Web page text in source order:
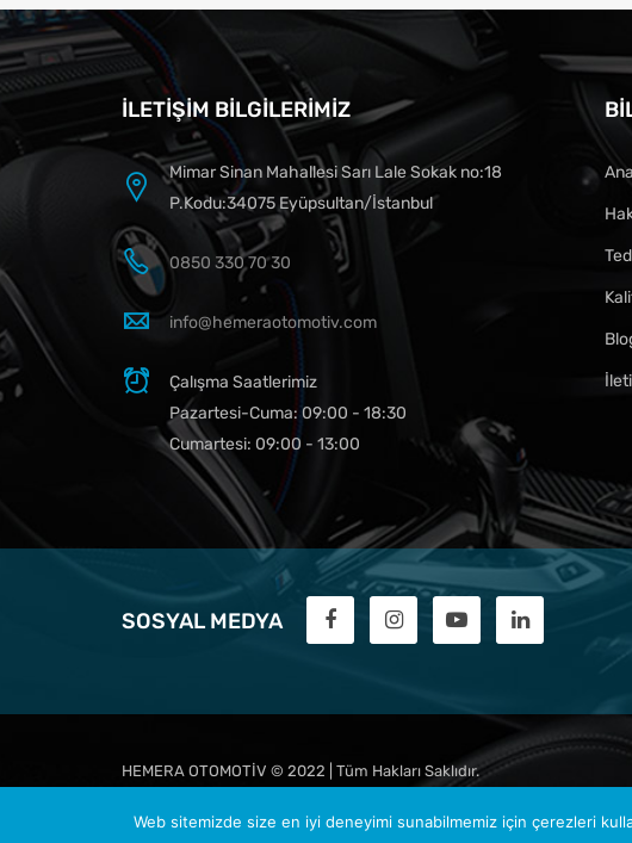
İLETIŞIM BILGILERIMIZ
Mimar Sinan Mahallesi Sarı Lale Sokak no:18
P.Kodu:34075 Eyüpsultan/İstanbul
0850 330 70 30
info@hemeraotomotiv.com
Çalışma Saatlerimiz
Pazartesi-Cuma: 09:00 - 18:30
Cumartesi: 09:00 - 13:00
SOSYAL MEDYA
HEMERA OTOMOTİV © 2022 | Tüm Hakları Saklıdır.
Web sitemizde size en iyi deneyimi sunabilmemiz için çerezleri